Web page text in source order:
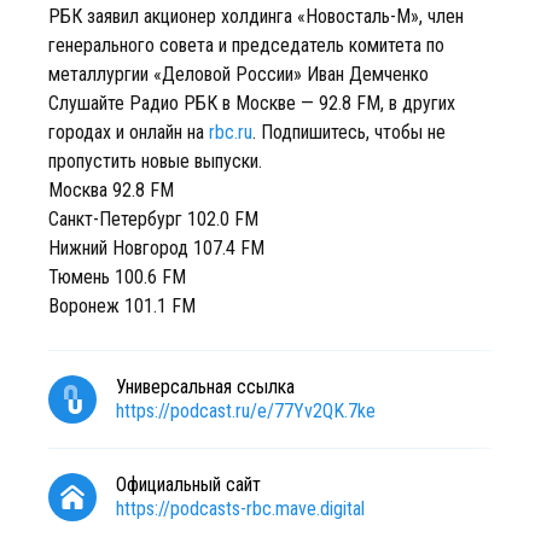
РБК заявил акционер холдинга «Новосталь-М», член
генерального совета и председатель комитета по
металлургии «Деловой России» Иван Демченко
Слушайте Радио РБК в Москве — 92.8 FM, в других
городах и онлайн на rbc.ru. Подпишитесь, чтобы не
пропустить новые выпуски.
Москва 92.8 FM
Санкт-Петербург 102.0 FM
Нижний Новгород 107.4 FM
Тюмень 100.6 FM
Воронеж 101.1 FM
Универсальная ссылка
https://podcast.ru/e/77Yv2QK.7ke
Официальный сайт
https://podcasts-rbc.mave.digital